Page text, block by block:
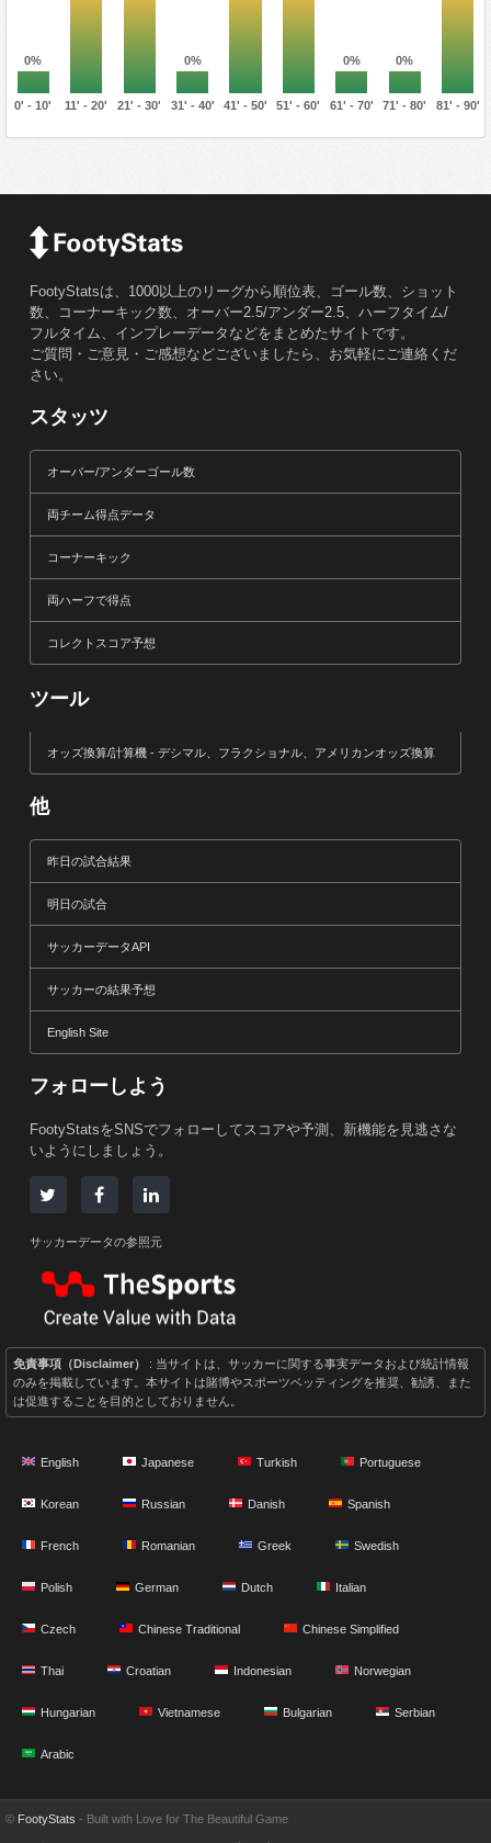
0% 0% 0% 0%
0' - 10' 11' - 20' 21' - 30' 31' - 40' 41' - 50' 51' - 60' 61' - 70' 71' - 80' 81' - 90'
FootyStatsは、1000以上のリーグから順位表、ゴール数、ショット
数、コーナーキック数、オーバー2.5/アンダー2.5、ハーフタイム/
フルタイム、インプレーデータなどをまとめたサイトです。
ご質問・ご意見・ご感想などございましたら、お気軽にご連絡くだ
さい。
スタッツ
オーバー/アンダーゴール数
両チーム得点データ
コーナーキック
両ハーフで得点
コレクトスコア予想
ツール
オッズ換算/計算機 - デシマル、フラクショナル、アメリカンオッズ換算
他
昨日の試合結果
明日の試合
サッカーデータAPI
サッカーの結果予想
English Site
フォローしよう
FootyStatsをSNSでフォローしてスコアや予測、新機能を見逃さな
いようにしましょう。
サッカーデータの参照元
免責事項（Disclaimer）
: 当サイトは、サッカーに関する事実データおよび統計情報
のみを掲載しています。本サイトは賭博やスポーツベッティングを推奨、勧誘、また
は促進することを目的としておりません。
English Japanese Turkish Portuguese
Korean Russian Danish Spanish
French Romanian Greek Swedish
Polish German Dutch Italian
Czech Chinese Traditional Chinese Simplified
Thai Croatian Indonesian Norwegian
Hungarian Vietnamese Bulgarian Serbian
Arabic
© FootyStats - Built with Love for The Beautiful Game